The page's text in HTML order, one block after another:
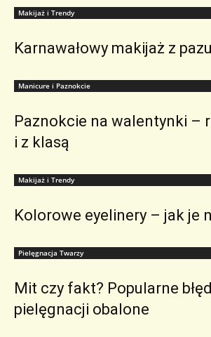
Makijaż i Trendy
Karnawałowy makijaż z
Manicure i Paznokcie
Paznokcie na walentynki –
i z klasą
Makijaż i Trendy
Kolorowe eyelinery – jak je
Pielęgnacja Twarzy
Mit czy fakt? Popularne
pielęgnacji obalone